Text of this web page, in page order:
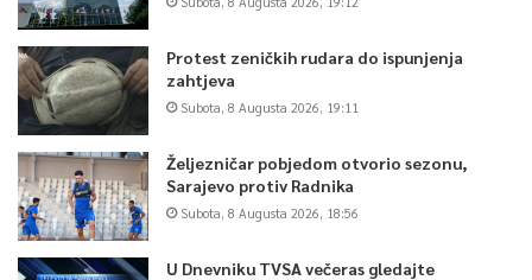
Protest zeničkih rudara do ispunjenja
zahtjeva
Subota, 8 Augusta 2026, 19:11
Željezničar pobjedom otvorio sezonu,
Sarajevo protiv Radnika
Subota, 8 Augusta 2026, 18:56
U Dnevniku TVSA večeras gledajte